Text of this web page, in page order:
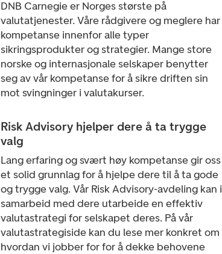
DNB Carnegie er Norges største på
valutatjenester. Våre rådgivere og meglere har
kompetanse innenfor alle typer
sikringsprodukter og strategier. Mange store
norske og internasjonale selskaper benytter
seg av vår kompetanse for å sikre driften sin
mot svingninger i valutakurser.
Risk Advisory hjelper dere å ta trygge
valg
Lang erfaring og svært høy kompetanse gir oss
et solid grunnlag for å hjelpe dere til å ta gode
og trygge valg. Vår Risk Advisory-avdeling kan i
samarbeid med dere utarbeide en effektiv
valutastrategi for selskapet deres. På vår
valutastrategiside kan du lese mer konkret om
hvordan vi jobber for for å dekke behovene